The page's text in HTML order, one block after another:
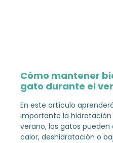
Cómo mantener
gato durante el
En este artículo
importante la
verano, los gatos
calor, deshidratación o